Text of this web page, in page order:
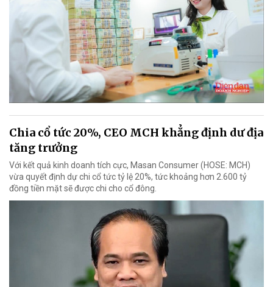
Chia cổ tức 20%, CEO MCH khẳng định dư địa
tăng trưởng
Với kết quả kinh doanh tích cực, Masan Consumer (HOSE: MCH)
vừa quyết định dự chi cổ tức tỷ lệ 20%, tức khoảng hơn 2.600 tỷ
đồng tiền mặt sẽ được chi cho cổ đông.